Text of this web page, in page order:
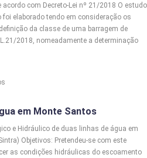
acordo com Decreto-Lei nº 21/2018 O estudo
foi elaborado tendo em consideração os
da classe de uma barragem de
2018, nomeadamente a determinação
HIDRÁULICOS E HIDROLÓGICOS
em Monte Santos
e Hidráulico de duas linhas de água em
Objetivos: Pretendeu-se com este
as condições hidráulicas do escoamento